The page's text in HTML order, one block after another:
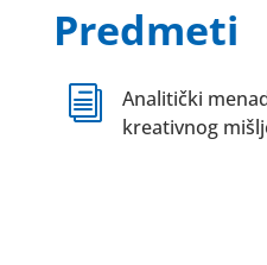
Predmeti
i
Analitički
kreativnog